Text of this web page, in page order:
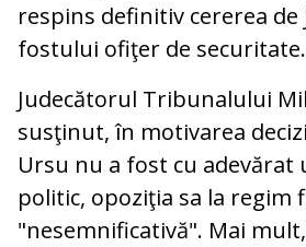
respins definitiv cererea de
fostului ofiţer de securitate.
Judecătorul Tribunalului
susţinut, în motivarea
Ursu nu a fost cu adevărat
politic, opoziţia sa la regim
"nesemnificativă". Mai